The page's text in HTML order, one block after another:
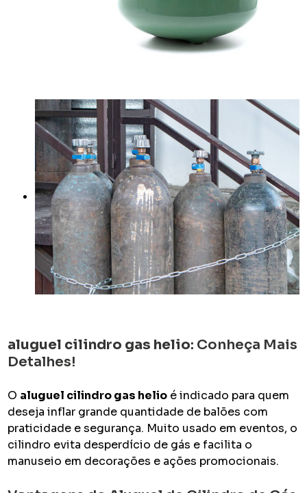
aluguel cilindro gas helio: Conheça Mais
Detalhes!
O aluguel cilindro gas helio é indicado para quem
deseja inflar grande quantidade de balões com
praticidade e segurança. Muito usado em eventos, o
cilindro evita desperdício de gás e facilita o
manuseio em decorações e ações promocionais.